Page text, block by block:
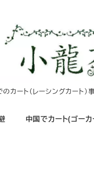
カート（レーシングカート
中国でカート(ゴーカ